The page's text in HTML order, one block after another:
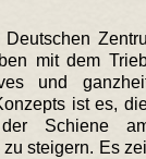
Deutschen
mit dem
und
ist es,
Schiene
steigern. Es